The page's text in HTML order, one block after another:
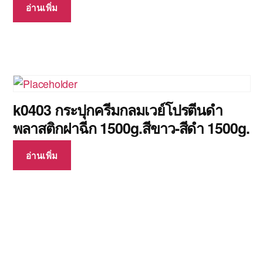
อ่านเพิ่ม
k0403 กระปุกครีมกลมเวย์โปรตีนดำ
พลาสติกฝาฉีก 1500g.สีขาว-สีดำ 1500g.
อ่านเพิ่ม